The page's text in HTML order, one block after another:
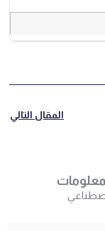
المقال التالي